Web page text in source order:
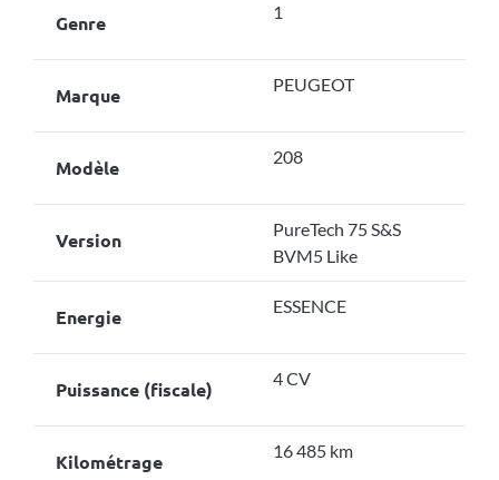
Genre 1
Marque PEUGEOT
Modèle 208
Version
PureTech 75 S&S
BVM5 Like
Energie ESSENCE
Puissance (fiscale) 4 CV
Kilométrage 16 485 km